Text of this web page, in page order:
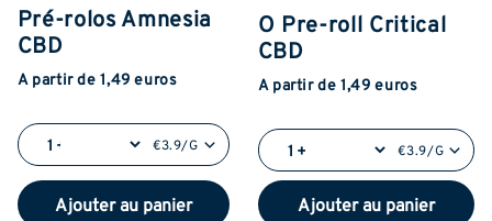
Pré-rolos Amnesia
CBD
A partir de 1,49 euros
€3.9/G
Ajouter au panier
O Pre-roll Critical
CBD
A partir de 1,49 euros
€3.9/G
Ajouter au panier